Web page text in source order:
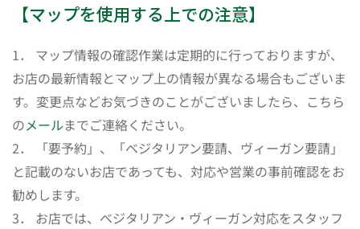
【マップを使用する上での注意】
1． マップ情報の確認作業は定期的に行っておりますが、
お店の最新情報とマップ上の情報が異なる場合もございま
す。変更点などお気づきのことがございましたら、こちら
のメールまでご連絡ください。
2． 「要予約」、「ベジタリアン要請、ヴィーガン要請」
と記載のないお店であっても、対応や営業の事前確認をお
勧めします。
3． お店では、ベジタリアン・ヴィーガン対応をスタッフ